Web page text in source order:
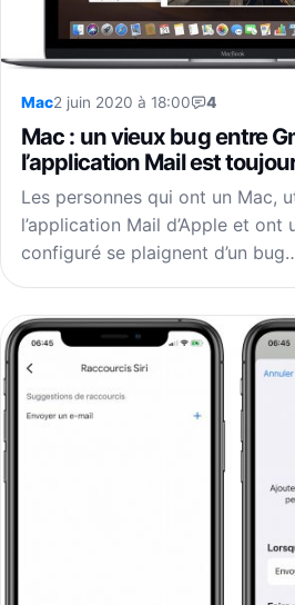
Mac2 juin 2020 à 18:00 4
Mac : un vieux bug entre
l’application Mail est
Les personnes qui ont un Mac,
l’application Mail d’Apple et ont
configuré se plaignent d’un